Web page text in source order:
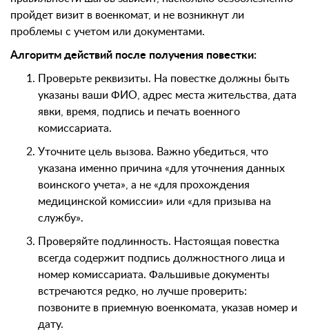
пройдет визит в военкомат, и не возникнут ли
проблемы с учетом или документами.
Алгоритм действий после получения повестки:
Проверьте реквизиты. На повестке должны быть
указаны ваши ФИО, адрес места жительства, дата
явки, время, подпись и печать военного
комиссариата.
Уточните цель вызова. Важно убедиться, что
указана именно причина «для уточнения данных
воинского учета», а не «для прохождения
медицинской комиссии» или «для призыва на
службу».
Проверяйте подлинность. Настоящая повестка
всегда содержит подпись должностного лица и
номер комиссариата. Фальшивые документы
встречаются редко, но лучше проверить:
позвоните в приемную военкомата, указав номер и
дату.